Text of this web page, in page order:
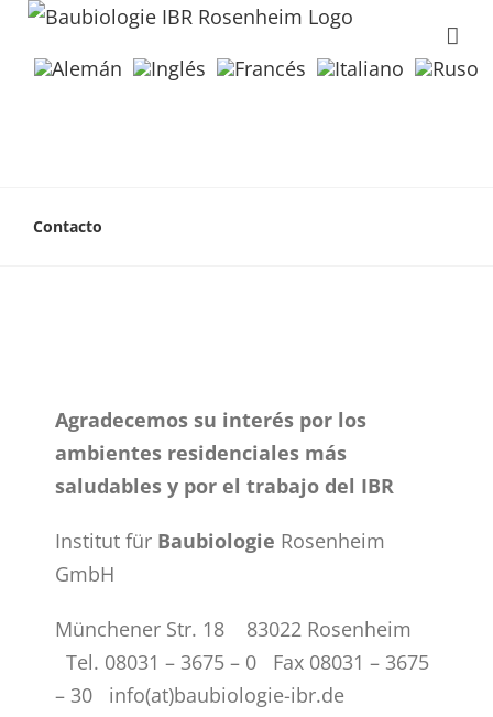
Contacto
Agradecemos su interés por los
ambientes residenciales más
saludables y por el trabajo del IBR
Institut für Baubiologie Rosenheim
GmbH
Münchener Str. 18 83022 Rosenheim
Tel. 08031 – 3675 – 0 Fax 08031 – 3675
– 30 info(at)baubiologie-ibr.de